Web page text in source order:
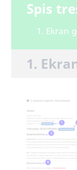
Spis
1. Ekran
1.